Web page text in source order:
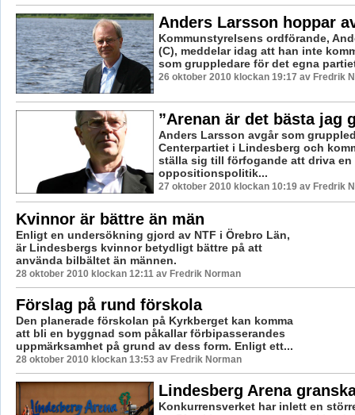
Anders Larsson hoppar
Kommunstyrelsens ordförande,
(C), meddelar idag att han inte
som gruppledare för det egna
26 oktober 2010 klockan 19:17 av Fredrik
”Arenan är det bästa jag
Anders Larsson avgår som
Centerpartiet i Lindesberg och
ställa sig till förfogande att driva en
oppositionspolitik...
27 oktober 2010 klockan 10:19 av Fredrik
Kvinnor är bättre än män
Enligt en undersökning gjord av NTF i Örebro Län,
är Lindesbergs kvinnor betydligt bättre på att
använda bilbältet än männen.
28 oktober 2010 klockan 12:11 av Fredrik Norman
Förslag på rund förskola
Den planerade förskolan på Kyrkberget kan komma
att bli en byggnad som påkallar förbipasserandes
uppmärksamhet på grund av dess form. Enligt ett...
28 oktober 2010 klockan 13:53 av Fredrik Norman
Lindesberg Arena
Konkurrensverket har inlett en